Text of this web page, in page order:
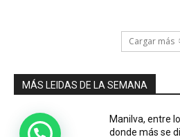
Cargar más
MÁS LEIDAS DE LA SEMANA
Manilva, entre
donde más se